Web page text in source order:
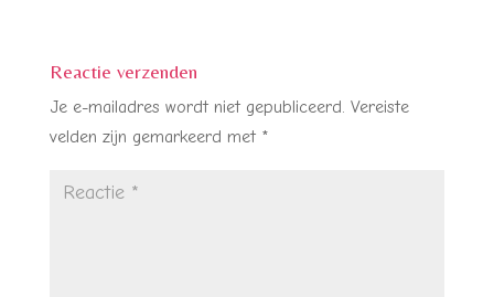
Reactie verzenden
Je e-mailadres wordt niet gepubliceerd. Vereiste
velden zijn gemarkeerd met *